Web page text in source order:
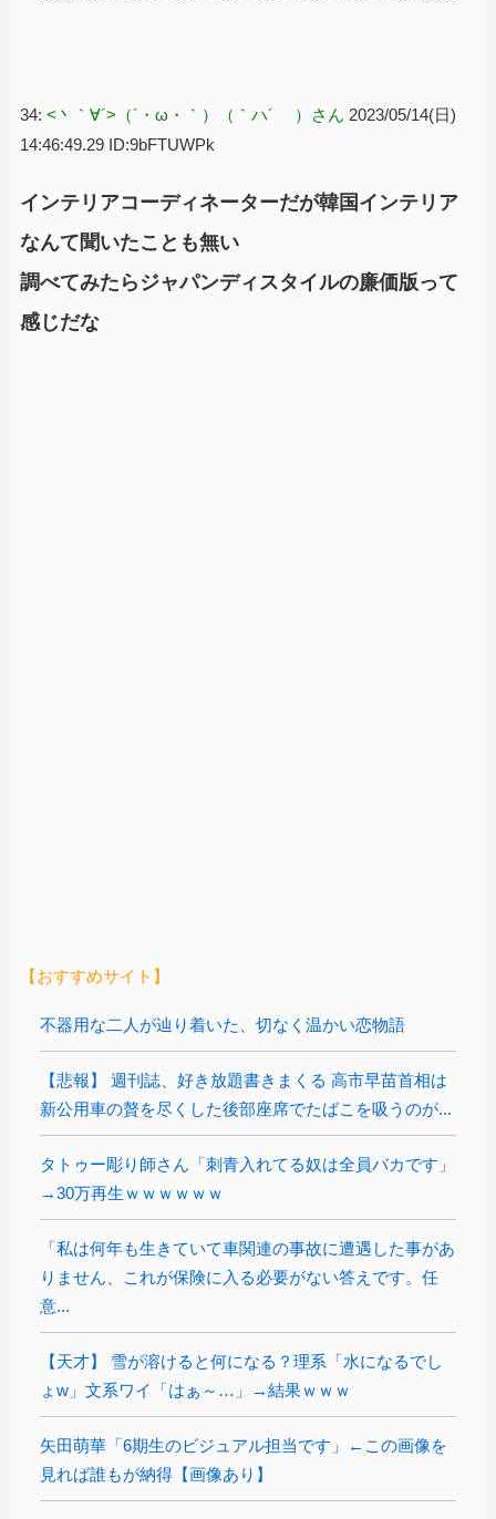
34: <丶｀∀´>（´・ω・｀）（｀ハ´ ）さん 2023/05/14(日)
14:46:49.29 ID:9bFTUWPk
インテリアコーディネーターだが韓国インテリア
なんて聞いたことも無い
調べてみたらジャパンディスタイルの廉価版って
感じだな
【おすすめサイト】
不器用な二人が辿り着いた、切なく温かい恋物語
【悲報】 週刊誌、好き放題書きまくる 高市早苗首相は
新公用車の贅を尽くした後部座席でたばこを吸うのが...
タトゥー彫り師さん「刺青入れてる奴は全員バカです」
→30万再生ｗｗｗｗｗｗ
「私は何年も生きていて車関連の事故に遭遇した事があ
りません、これが保険に入る必要がない答えです。任
意...
【天才】 雪が溶けると何になる？理系「水になるでし
ょw」文系ワイ「はぁ～…」→結果ｗｗｗ
矢田萌華「6期生のビジュアル担当です」←この画像を
見れば誰もが納得【画像あり】